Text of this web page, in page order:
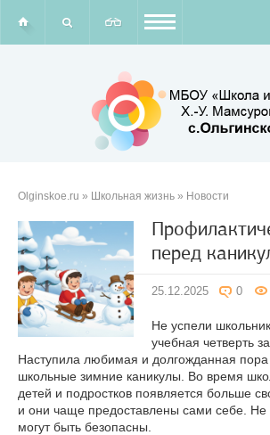
Olginskoe.ru » Школьная жизнь » Новости
перед
25.12.2025 0
Не успели
учебная четверть
Наступила любимая и долгожданная
школьные зимние каникулы. Во время
детей и подростков появляется больше
и они чаще предоставлены сами себе. Не
могут быть безопасны.